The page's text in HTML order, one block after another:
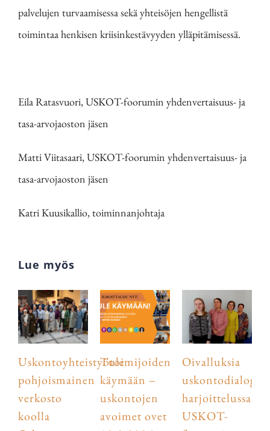
palvelujen turvaamisessa sekä yhteisöjen hengellistä
toimintaa henkisen kriisinkestävyyden ylläpitämisessä.
Eila Ratasvuori, USKOT-foorumin yhdenvertaisuus- ja
tasa-arvojaoston jäsen
Matti Viitasaari, USKOT-foorumin yhdenvertaisuus- ja
tasa-arvojaoston jäsen
Katri Kuusikallio, toiminnanjohtaja
Lue myös
Uskontoyhteistyötoimijoiden
pohjoismainen
verkosto
koolla
Tule
käymään –
uskontojen
avoimet ovet
Oivalluksia
harjoittelussa
USKOT-